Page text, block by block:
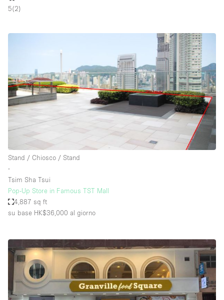
5(2)
Stand / Chiosco / Stand
∙
Tsim Sha Tsui
Pop-Up Store in Famous TST Mall
4,887 sq ft
su base HK$36,000 al giorno